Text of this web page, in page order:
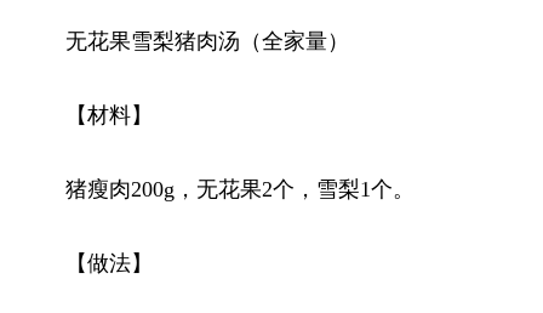
无花果雪梨猪肉汤（全家量）
【材料】
猪瘦肉200g，无花果2个，雪梨1个。
【做法】